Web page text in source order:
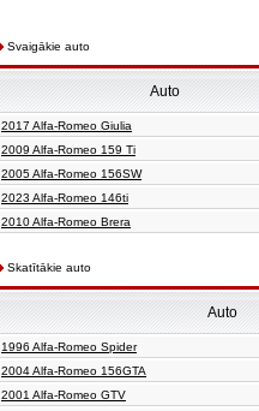
Svaigākie auto
Auto
2017 Alfa-Romeo Giulia
2009 Alfa-Romeo 159 Ti
2005 Alfa-Romeo 156SW
2023 Alfa-Romeo 146ti
2010 Alfa-Romeo Brera
Skatītākie auto
Auto
1996 Alfa-Romeo Spider
2004 Alfa-Romeo 156GTA
2001 Alfa-Romeo GTV